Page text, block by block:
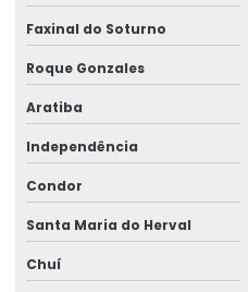
Faxinal do Soturno
Roque Gonzales
Aratiba
Independência
Condor
Santa Maria do Herval
Chuí